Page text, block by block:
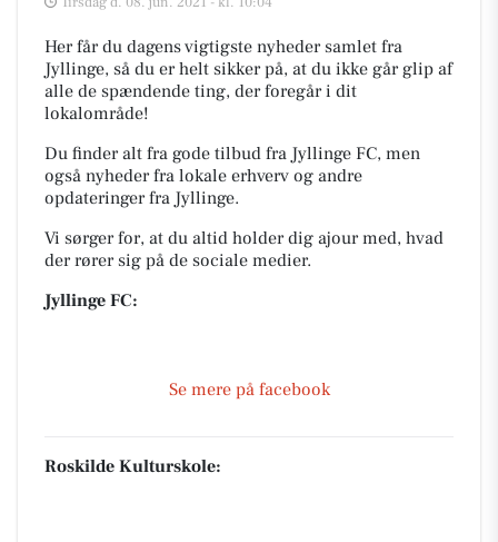
Her får du dagens vigtigste nyheder samlet fra
Jyllinge, så du er helt sikker på, at du ikke går glip af
alle de spændende ting, der foregår i dit
lokalområde!
Du finder alt fra gode tilbud fra Jyllinge FC, men
også nyheder fra lokale erhverv og andre
opdateringer fra Jyllinge.
Vi sørger for, at du altid holder dig ajour med, hvad
der rører sig på de sociale medier.
Jyllinge FC:
Se mere på facebook
Roskilde Kulturskole: